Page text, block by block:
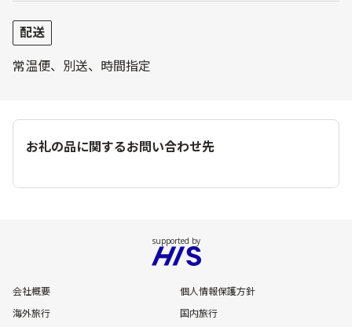
配送
常温便、別送、時間指定
お礼の品に関するお問い合わせ先
会社概要
個人情報保護方針
海外旅行
国内旅行